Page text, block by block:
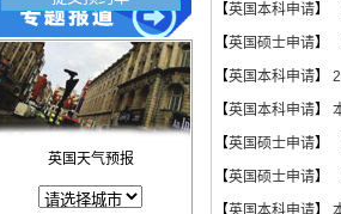
26Fall英本捷报：A-Level
A*AB拿下曼大社会学与数据
分析offer！
英国天气预报
【英国本科申请】
【英国硕士申请】
【英国本科申请】
【英国本科申请】
【英国硕士申请】
【英国硕士申请】
【英国本科申请】